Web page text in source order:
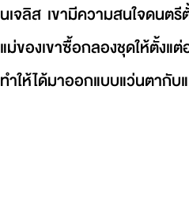
นเจลิส เขามีความสนใจดนต
แม่ของเขาซื้อกลองชุดให้ตั้ง
ทำให้ได้มาออกแบบแว่นตากับ